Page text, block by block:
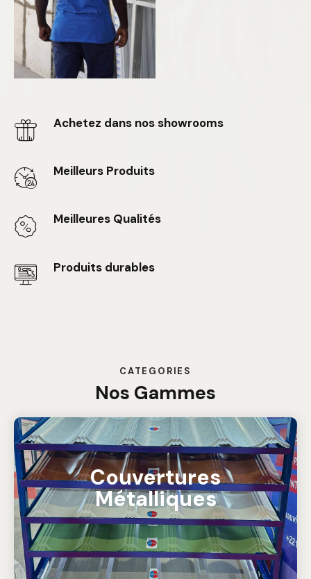
Achetez dans nos showrooms
Meilleurs Produits
Meilleures Qualités
Produits durables
CATEGORIES
Nos Gammes
Couvertures
Métalliques